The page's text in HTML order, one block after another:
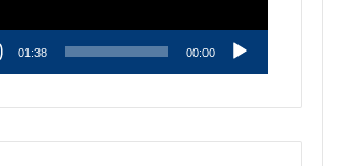
00:00
01:38